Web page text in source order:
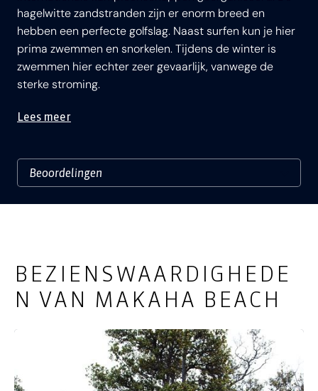
hagelwitte zandstranden zijn er enorm breed en
hebben een perfecte golfslag. Naast surfen kun je hier
prima zwemmen en snorkelen. Tijdens de winter is
zwemmen hier echter zeer gevaarlijk, vanwege de
sterke stroming.
Lees meer
BEZIENSWAARDIGHEDE
N VAN MAKAHA BEACH